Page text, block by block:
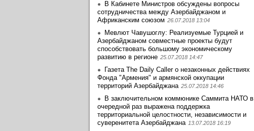
В Кабинете Министров обсуждены вопросы
сотрудничества между Азербайджаном и
Африканским союзом 26.07.2018 13:04
Мевлют Чавушоглу: Реализуемые Турцией и
Азербайджаном совместные проекты будут
способствовать большому экономическому
развитию в регионе 25.07.2018 14:47
Газета The Daily Caller о незаконных действиях
Фонда "Армения" и армянской оккупации
территорий Азербайджана 25.07.2018 14:46
В заключительном коммюнике Саммита НАТО в
очередной раз выражена поддержка
территориальной целостности, независимости и
суверенитета Азербайджана 13.07.2018 16:19